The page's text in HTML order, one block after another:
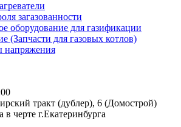
загазованности
оборудование для газификации
(Запчасти для газовых котлов)
напряжения
тракт (дублер), 6 (Домострой)
в черте г.Екатеринбурга